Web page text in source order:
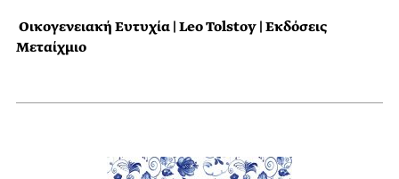
Οικογενειακή Ευτυχία |Leo Tolstoy | Εκδόσεις
Μεταίχμιο